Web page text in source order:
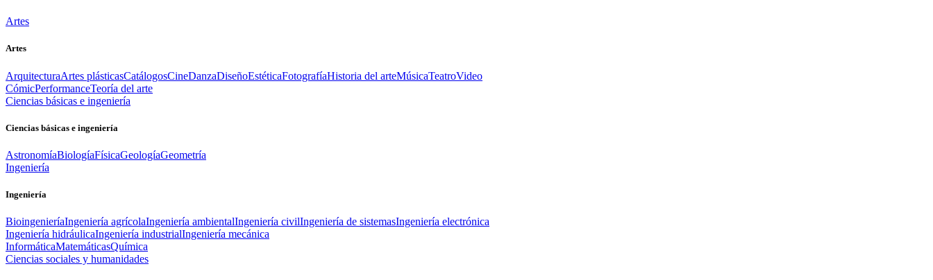
Artes
Artes
ArquitecturaArtes plásticasCatálogosCineDanzaDiseñoEstéticaFotografíaHistoria del arteMúsicaTeatroVideo
CómicPerformanceTeoría del arte
Ciencias básicas e ingeniería
Ciencias básicas e ingeniería
AstronomíaBiologíaFísicaGeologíaGeometría
Ingeniería
Ingeniería
BioingenieríaIngeniería agrícolaIngeniería ambientalIngeniería civilIngeniería de sistemasIngeniería electrónica
Ingeniería hidráulicaIngeniería industrialIngeniería mecánica
InformáticaMatemáticasQuímica
Ciencias sociales y humanidades